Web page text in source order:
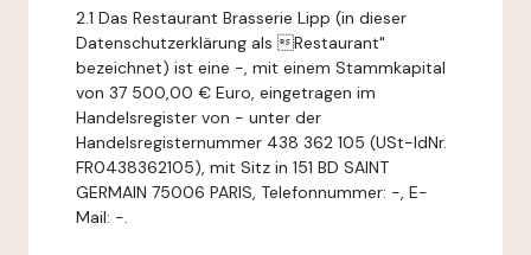
2.1 Das Restaurant Brasserie Lipp (in dieser
Datenschutzerklärung als Restaurant"
bezeichnet) ist eine -, mit einem Stammkapital
von 37 500,00 € Euro, eingetragen im
Handelsregister von - unter der
Handelsregisternummer 438 362 105 (USt-IdNr.
FR0438362105), mit Sitz in 151 BD SAINT
GERMAIN 75006 PARIS, Telefonnummer: -, E-
Mail: -.